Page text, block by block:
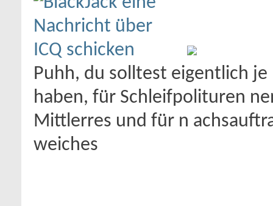
Puhh, du solltest eigentlich
haben, für Schleifpolituren
Mittlerres und für n
weiches